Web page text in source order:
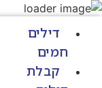
דילים
חמים
קבלת